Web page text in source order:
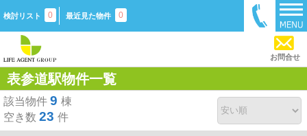
検討リスト 0 最近見た物件 0
お問合せ
表参道駅物件一覧
該当物件 9 棟
空き数 23 件